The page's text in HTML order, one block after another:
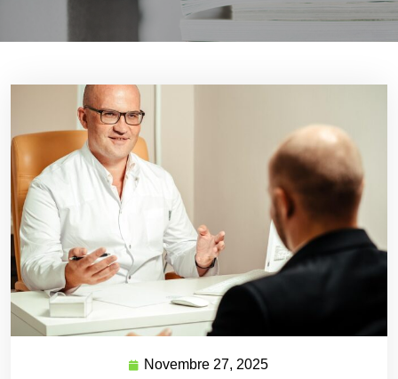
Novembre 27, 2025